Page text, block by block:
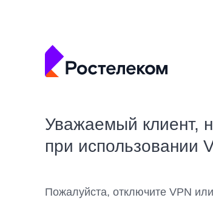
Уважаемый клиент,
при использовании
Пожалуйста, отключите VPN